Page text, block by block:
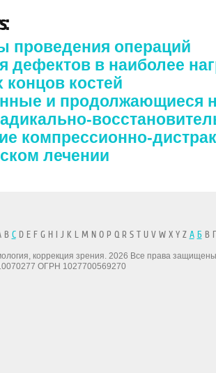
проведения операций
дефектов в наиболее
концов костей
и продолжающиеся
компрессионно-
лечении
B CD E F G H I J K L M N O P Q R S T U V W X Y Z А БВ
коррекция зрения. 2026 Все права
ОГРН 1027700569270